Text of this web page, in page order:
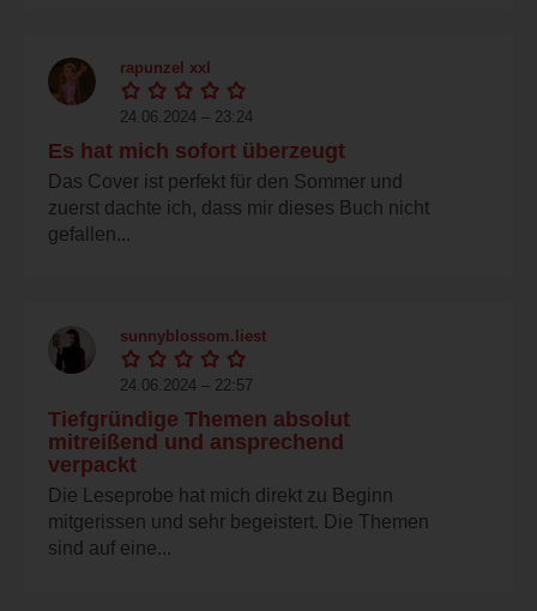
rapunzel xxl
24.06.2024 – 23:24
Es hat mich sofort überzeugt
Das Cover ist perfekt für den Sommer und
zuerst dachte ich, dass mir dieses Buch nicht
gefallen...
sunnyblossom.liest
24.06.2024 – 22:57
Tiefgründige Themen absolut
mitreißend und ansprechend
verpackt
Die Leseprobe hat mich direkt zu Beginn
mitgerissen und sehr begeistert. Die Themen
sind auf eine...